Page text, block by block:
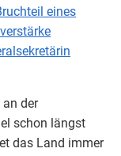
eines
der
schon längst
das Land immer